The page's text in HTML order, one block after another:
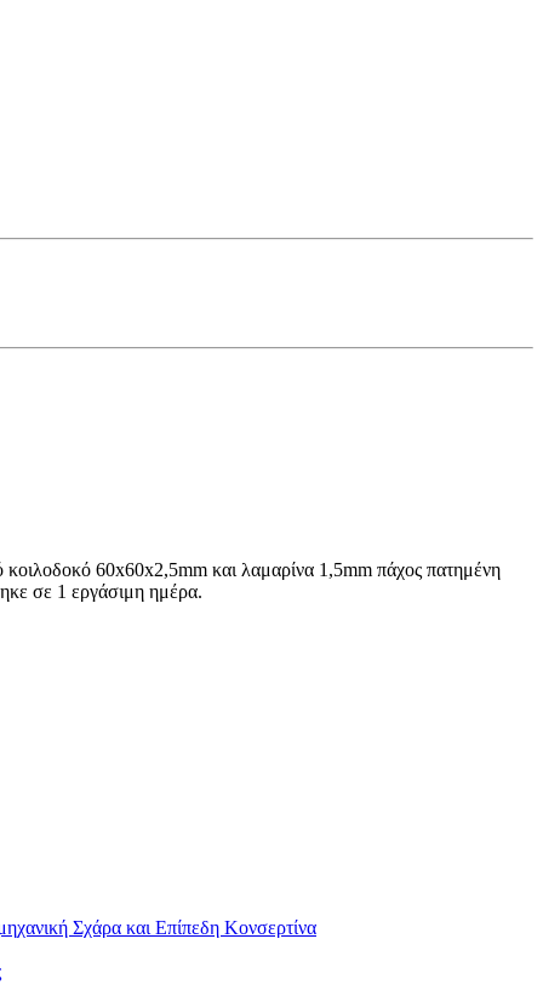
60x60x2,5mm και λαμαρίνα 1,5mm πάχος πατημένη
σε 1 εργάσιμη ημέρα.
Σχάρα και Επίπεδη Κονσερτίνα